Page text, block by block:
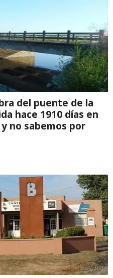
del puente de la
hace 1910 días en
no sabemos por